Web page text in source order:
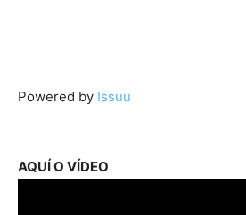
Powered by Issuu
AQUÍ O VÍDEO